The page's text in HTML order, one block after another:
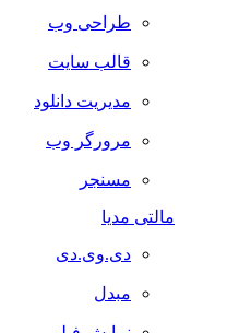
طراحی وب
قالب سایت
مدیریت دانلود
مرورگر وب
مسنجر
مالتی مدیا
دی.وی.دی
مبدل